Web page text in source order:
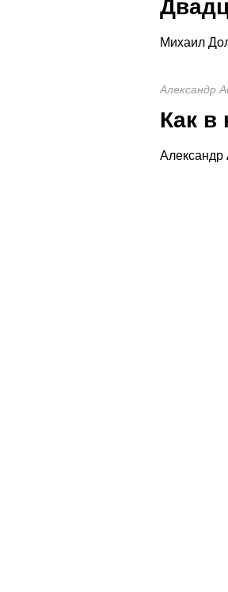
Михаил
Александр
Как в
Александр